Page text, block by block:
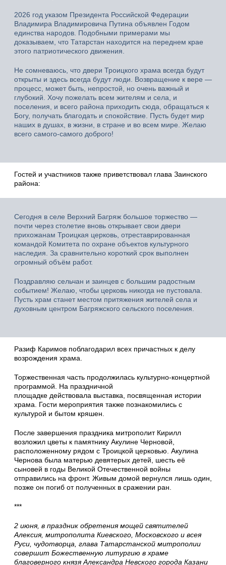
2026 год указом Президента Российской Федерации
Владимира Владимировича Путина объявлен Годом
единства народов. Подобными примерами мы
доказываем, что Татарстан находится на переднем крае
этого патриотического движения.
Не сомневаюсь, что двери Троицкого храма всегда будут
открыты и здесь всегда будут люди. Возвращение к вере —
процесс, может быть, непростой, но очень важный и
глубокий. Хочу пожелать всем жителям и села, и
поселения, и всего района приходить сюда, обращаться к
Богу, получать благодать и спокойствие. Пусть будет мир
наших в душах, в жизни, в стране и во всем мире. Желаю
всего самого-самого доброго!
Гостей и участников также приветствовал глава Заинского
района:
Сегодня в селе Верхний Багряж большое торжество —
почти через столетие вновь открывает свои двери
прихожанам Троицкая церковь, отреставрированная
командой Комитета по охране объектов культурного
наследия. За сравнительно короткий срок выполнен
огромный объём работ.
Поздравляю сельчан и заинцев с большим радостным
событием! Желаю, чтобы церковь никогда не пустовала.
Пусть храм станет местом притяжения жителей села и
духовным центром Багряжского сельского поселения.
Разиф Каримов поблагодарил всех причастных к делу
возрождения храма.
Торжественная часть продолжилась культурно-концертной
программой. На праздничной
площадке действовала выставка, посвященная истории
храма. Гости мероприятия также познакомились с
культурой и бытом кряшен.
После завершения праздника митрополит Кирилл
возложил цветы к памятнику Акулине Черновой,
расположенному рядом с Троицкой церковью. Акулина
Чернова была матерью девятерых детей, шесть её
сыновей в годы Великой Отечественной войны
отправились на фронт. Живым домой вернулся лишь один,
позже он погиб от полученных в сражении ран.
***
2 июня, в праздник обретения мощей святителей
Алексия, митрополита Киевского, Московского и всея
Руси, чудотворца, глава Татарстанской митрополии
совершит Божественную литургию в храме
благоверного князя Александра Невского города Казани